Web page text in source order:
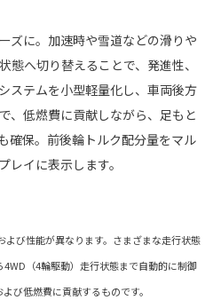
ズに。加速時や雪道などの滑りや
態へ切り替えることで、発進性、
ステムを小型軽量化し、車両後方
、低燃費に貢献しながら、足もと
確保。前後輪トルク配分量をマル
レイに表示します。
よび性能が異なります。さまざまな走行状態
（4輪駆動）走行状態まで自動的に制御
び低燃費に貢献するものです。